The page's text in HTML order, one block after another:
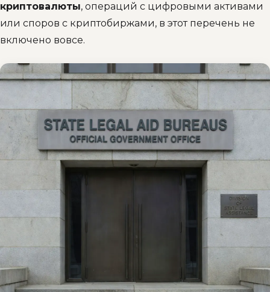
криптовалюты, операций с цифровыми активами
или споров с криптобиржами, в этот перечень не
включено вовсе.